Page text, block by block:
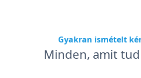
Gyakran ismételt
Minden, amit